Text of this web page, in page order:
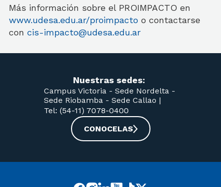
Más información sobre el PROIMPACTO en
www.udesa.edu.ar/proimpacto o contactarse
con cis-impacto@udesa.edu.ar
Nuestras sedes:
Campus Victoria - Sede Nordelta -
Sede Riobamba - Sede Callao |
Tel: (54-11) 7078-0400
CONOCELAS